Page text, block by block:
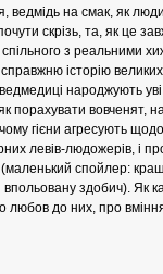
ведмідь на смак, як
скрізь, та, як це
з реальними
історію
ведмедиці народжують
порахувати вовченят,
гієни агресують
левів-людожерів, і
спойлер:
здобич). Як
до них, про вміння